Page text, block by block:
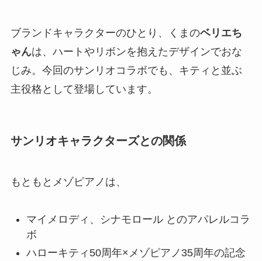
ブランドキャラクターのひとり、くまのベリエち
ゃんは、ハートやリボンを抱えたデザインでおな
じみ。今回のサンリオコラボでも、キティと並ぶ
主役格として登場しています。
サンリオキャラクターズとの関係
もともとメゾピアノは、
マイメロディ、シナモロール とのアパレルコラ
ボ
ハローキティ50周年×メゾピアノ35周年の記念